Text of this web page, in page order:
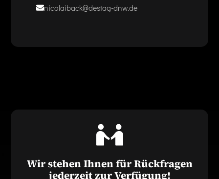
nicolaiback@destag-dnw.de
Wir stehen Ihnen für Rückfragen
jederzeit zur Verfügung!